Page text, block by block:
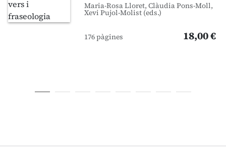
Maria-Rosa Lloret, Clàudia Pons-Moll,
Xevi Pujol-Molist (eds.)
176 pàgines 18,00 €